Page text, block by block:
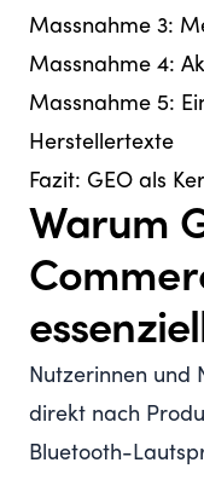
Massnahme 3:
Massnahme 4:
Massnahme 5:
Herstellertexte
Fazit: GEO als
Warum
Nutzerinnen und
direkt nach
Bluetooth-